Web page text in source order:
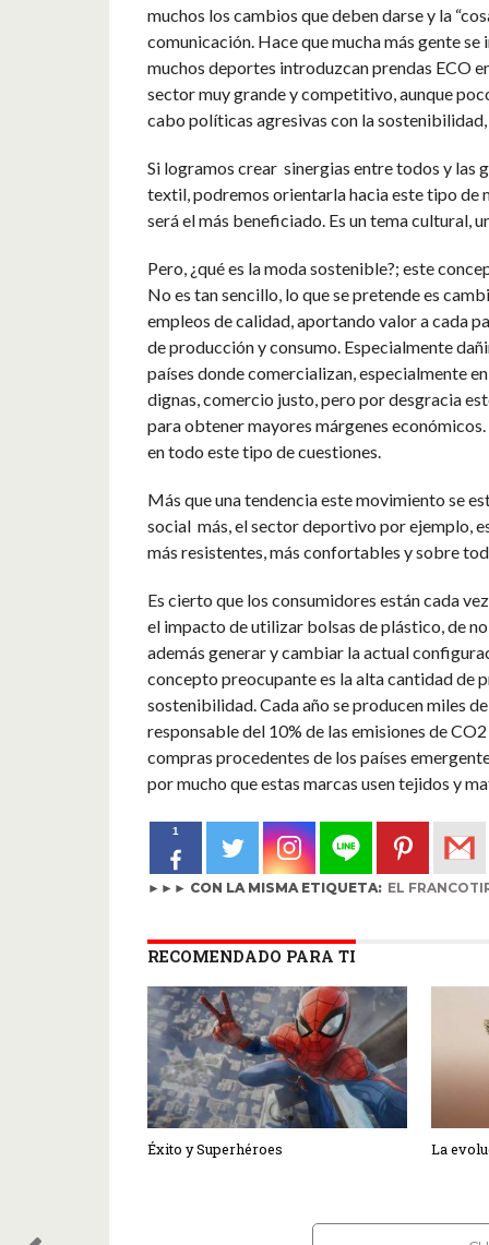
muchos los cambios que deben darse y la
comunicación. Hace que mucha más gente
muchos deportes introduzcan prendas ECO
sector muy grande y competitivo, aunque
cabo políticas agresivas con la
Si logramos crear sinergias entre todos y las
textil, podremos orientarla hacia este tipo de
será el más beneficiado. Es un tema cultural,
Pero, ¿qué es la moda sostenible?; este
No es tan sencillo, lo que se pretende es
empleos de calidad, aportando valor a cada
de producción y consumo. Especialmente
países donde comercializan, especialmente
dignas, comercio justo, pero por desgracia
para obtener mayores márgenes
en todo este tipo de cuestiones.
Más que una tendencia este movimiento se
social más, el sector deportivo por ejemplo,
más resistentes, más confortables y sobre
Es cierto que los consumidores están cada
el impacto de utilizar bolsas de plástico, de
además generar y cambiar la actual
concepto preocupante es la alta cantidad de
sostenibilidad. Cada año se producen miles
responsable del 10% de las emisiones de
compras procedentes de los países
por mucho que estas marcas usen tejidos y
1
►►► CON LA MISMA ETIQUETA: EL
RECOMENDADO PARA TI
Éxito y Superhéroes La